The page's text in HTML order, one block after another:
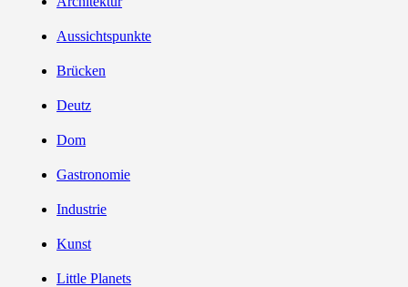
Aussichtspunkte
Brücken
Deutz
Dom
Gastronomie
Industrie
Kunst
Little Planets